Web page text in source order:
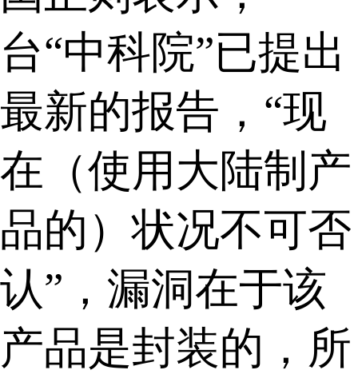
台“中科院”已提出
最新的报告，“现
在（使用大陆制产
品的）状况不可否
认”，漏洞在于该
产品是封装的，所